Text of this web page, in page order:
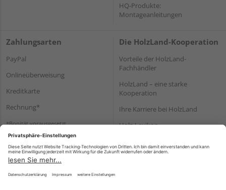
HQ-Produkte:
Montageanleitungen
Zahlungsarten
PayPal
Onlineüberweisung
Kreditkarte
Rechnung*
*Bonität vorausgesetzt
Die HolzLand-Kooperation
Vorteile der HolzLand-
Fachhändler
HolzLand – eine starke
Kooperation
Ihre Karriere bei HolzLand
Holz-Lexikon